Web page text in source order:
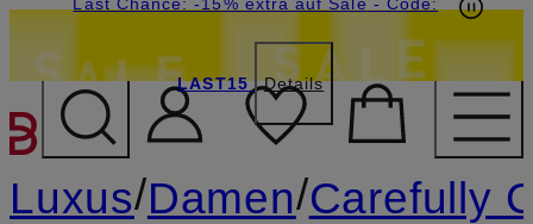
ZUM HAUPTINHALT
LAST15 Details
Luxus/Damen/Carefully